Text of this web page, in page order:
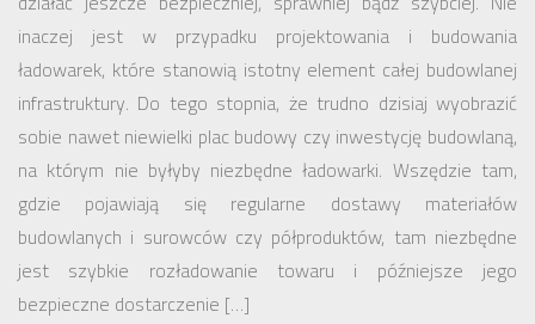
inaczej jest w przypadku projektowania i budowania
ładowarek, które stanowią istotny element całej budowlanej
infrastruktury. Do tego stopnia, że trudno dzisiaj wyobrazić
sobie nawet niewielki plac budowy czy inwestycję budowlaną,
na którym nie byłyby niezbędne ładowarki. Wszędzie tam,
gdzie pojawiają się regularne dostawy materiałów
budowlanych i surowców czy półproduktów, tam niezbędne
jest szybkie rozładowanie towaru i późniejsze jego
bezpieczne dostarczenie […]